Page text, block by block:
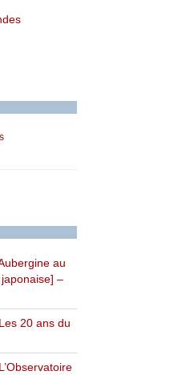
au
–
Les 20 ans du
L’Observatoire